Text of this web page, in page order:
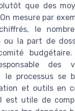
que des
mesure par
le
ou la part de
des
le processus se
et outils en
est utile de